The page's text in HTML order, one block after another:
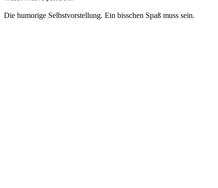
Die humorige Selbstvorstellung. Ein bisschen Spaß muss sein.